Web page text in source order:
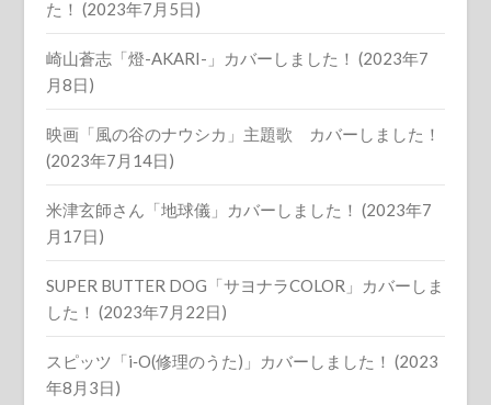
た！ (2023年7月5日)
崎山蒼志「燈-AKARI-」カバーしました！ (2023年7
月8日)
映画「風の谷のナウシカ」主題歌 カバーしました！
(2023年7月14日)
米津玄師さん「地球儀」カバーしました！ (2023年7
月17日)
SUPER BUTTER DOG「サヨナラCOLOR」カバーしま
した！ (2023年7月22日)
スピッツ「i‐O(修理のうた)」カバーしました！ (2023
年8月3日)